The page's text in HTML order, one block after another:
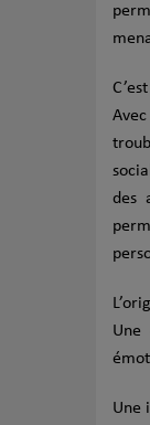
des
Une
Une